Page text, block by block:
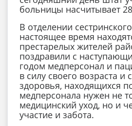
больницы насчитывает
В отделении
настоящее время
престарелых жителей
поздравили с
годом медперсонал и
в силу своего возраста и
здоровья, находящихся
медперсонала нужен не
медицинский уход, но и
участие и забота.